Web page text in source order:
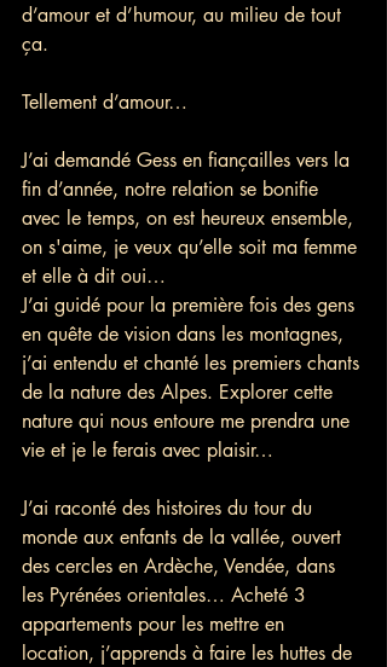
d’amour et d’humour, au milieu de tout
ça.
Tellement d’amour…
J’ai demandé Gess en fiançailles vers la
fin d’année, notre relation se bonifie
avec le temps, on est heureux ensemble,
on s'aime, je veux qu’elle soit ma femme
et elle à dit oui…
J’ai guidé pour la première fois des gens
en quête de vision dans les montagnes,
j’ai entendu et chanté les premiers chants
de la nature des Alpes. Explorer cette
nature qui nous entoure me prendra une
vie et je le ferais avec plaisir…
J’ai raconté des histoires du tour du
monde aux enfants de la vallée, ouvert
des cercles en Ardèche, Vendée, dans
les Pyrénées orientales… Acheté 3
appartements pour les mettre en
location, j’apprends à faire les huttes de